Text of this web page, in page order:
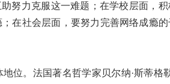
努力克服这一难题；在学校层面，
在社会层面，要努力完善网络成瘾
。法国著名哲学家贝尔纳·斯蒂格